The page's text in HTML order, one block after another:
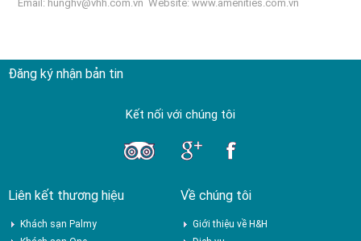
Email: hunghv@vhh.com.vn Website:www.amenities.com.vn
Đăng ký nhận bản tin
Kết nối với chúng tôi
Liên kết thương hiệu
Khách sạn Palmy
Về chúng tôi
Giới thiệu về H&H